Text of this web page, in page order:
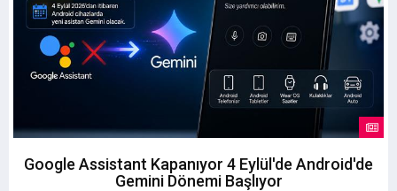
Google Assistant Kapanıyor 4 Eylül'de Android'de
Gemini Dönemi Başlıyor